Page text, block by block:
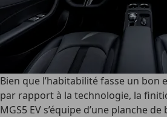
Bien que l’habitabilité fasse un bon
par rapport à la technologie, la
MGS5 EV s’équipe d’une planche